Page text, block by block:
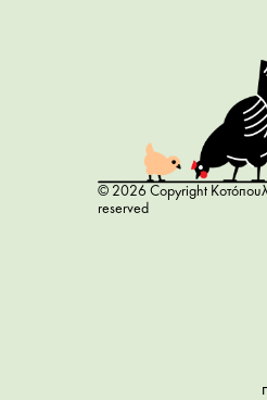
© 2026 Copyright
reserved